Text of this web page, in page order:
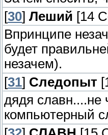
[30] Леший [14
Впринципе
будет
незачем).
[31] Следопыт
дядя славн....не
компьютерный